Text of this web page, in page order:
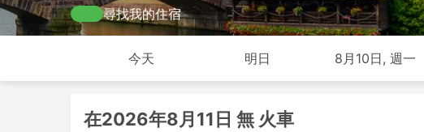
尋找我的住宿
今天 明日 8月10日, 週一
在2026年8月11日 無 火車